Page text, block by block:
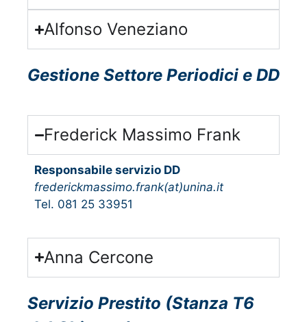
Alfonso Veneziano
Gestione Settore Periodici e DD
Frederick Massimo Frank
Responsabile servizio DD
frederickmassimo.frank(at)unina.it
Tel. 081 25 33951
Anna Cercone
Servizio Prestito (Stanza T6